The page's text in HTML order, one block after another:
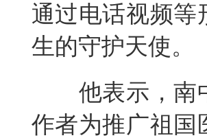
通过电话视频等
生的守护天使。
他表示，南中
作者为推广祖国